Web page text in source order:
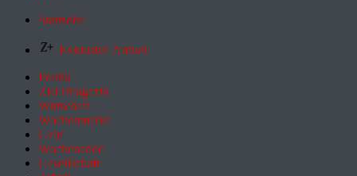
Startseite
Exklusive Artikel
Politik
ZEITmagazin
Wirtschaft
Wochenmarkt
Geld
Wochenende
Gesellschaft